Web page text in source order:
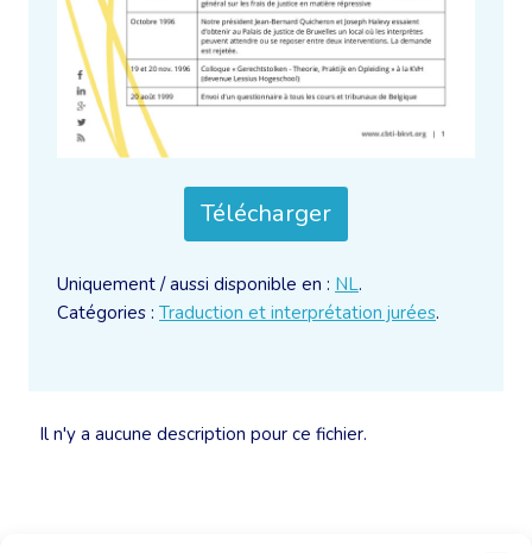
Il n'y a aucune description pour ce fichier.
Télécharger
Uniquement / aussi disponible en : NL.
Catégories : Traduction et interprétation jurées.